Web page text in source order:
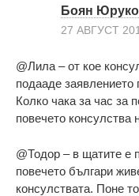
Боян
27 АВГУСТ
@Лила – от кое
подааде заявлението
Колко чака за час за
повечето консулства
@Тодор – в щатите е
повечето българи
консулствата. Поне